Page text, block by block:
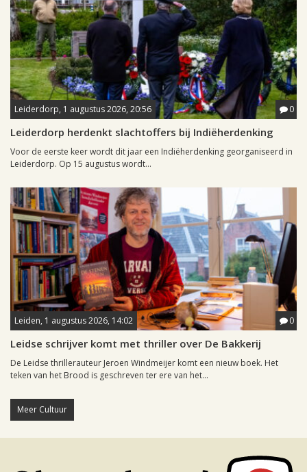
Leiderdorp, 1 augustus 2026, 20:56 0
Leiderdorp herdenkt slachtoffers bij Indiëherdenking
Voor de eerste keer wordt dit jaar een Indiëherdenking georganiseerd in
Leiderdorp. Op 15 augustus wordt...
Leiden, 1 augustus 2026, 14:02 0
Leidse schrijver komt met thriller over De Bakkerij
De Leidse thrillerauteur Jeroen Windmeijer komt een nieuw boek. Het
teken van het Brood is geschreven ter ere van het...
Meer Cultuur